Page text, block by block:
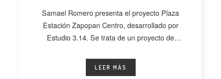
Samael Romero presenta el proyecto Plaza
Estación Zapopan Centro, desarrollado por
Estudio 3.14. Se trata de un proyecto de
LEER MÁS